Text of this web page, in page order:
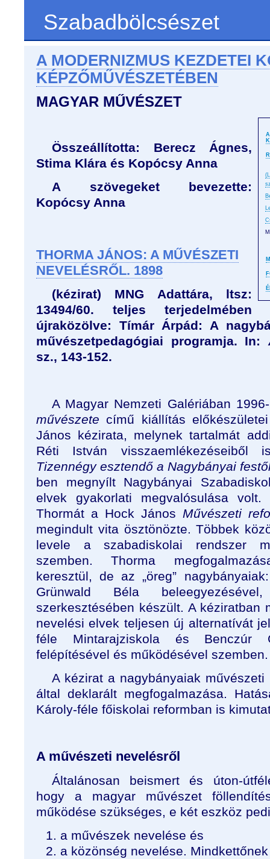
Szabadbölcsészet
A MODERNIZMUS KEZDETEI
KÉPZŐMŰVÉSZETÉBEN
MAGYAR MŰVÉSZET
Összeállította: Berecz Ágnes,
Stima Klára és Kopócsy Anna
A szövegeket bevezette:
Kopócsy Anna
THORMA JÁNOS: A MŰVÉSZETI
NEVELÉSRŐL. 1898
(kézirat) MNG Adattára, ltsz:
13494/60. teljes terjedelmében
újraközölve: Tímár Árpád: A
művészetpedagógiai programja. In:
sz., 143-152.
A Magyar Nemzeti Galériában
művészete című kiállítás
János kézirata, melynek tartalmát
Réti István visszaemlékezéseiből
Tizennégy esztendő a Nagybányai
ben megnyílt Nagybányai
elvek gyakorlati megvalósulása volt.
Thormát a Hock János Művészeti
megindult vita ösztönözte. Többek
levele a szabadiskolai rendszer
szemben. Thorma
keresztül, de az „öreg”
Grünwald Béla
szerkesztésében készült. A kéziratban
nevelési elvek teljesen új alternatívát
féle Mintarajziskola és Benczúr
felépítésével és működésével szemben.
A kézirat a nagybányaiak
által deklarált megfogalmazása.
Károly-féle főiskolai reformban is
A művészeti nevelésről
Általánosan beismert és úton-
hogy a magyar művészet
működése szükséges, e két eszköz
a művészek nevelése és
a közönség nevelése.